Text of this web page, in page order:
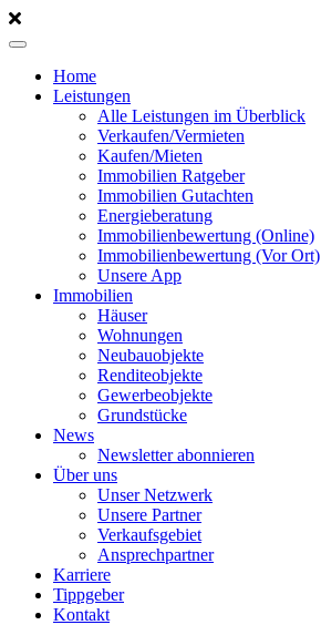
Home
Leistungen
Alle Leistungen im Überblick
Verkaufen/Vermieten
Kaufen/Mieten
Immobilien Ratgeber
Immobilien Gutachten
Energieberatung
Immobilienbewertung (Online)
Immobilienbewertung (Vor Ort)
Unsere App
Immobilien
Häuser
Wohnungen
Neubauobjekte
Renditeobjekte
Gewerbeobjekte
Grundstücke
News
Newsletter abonnieren
Über uns
Unser Netzwerk
Unsere Partner
Verkaufsgebiet
Ansprechpartner
Karriere
Tippgeber
Kontakt